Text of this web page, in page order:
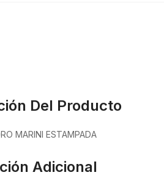
Del Producto
MARINI ESTAMPADA
Adicional